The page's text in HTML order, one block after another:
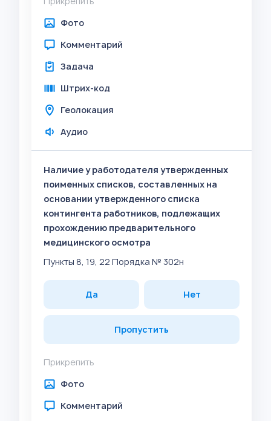
Фото
Комментарий
Задача
Штрих-код
Геолокация
Аудио
Наличие у работодателя утвержденных
поименных списков, составленных на
основании утвержденного списка
контингента работников, подлежащих
прохождению предварительного
медицинского осмотра
Пункты 8, 19, 22 Порядка № 302н
Да Нет
Пропустить
Прикрепить
Фото
Комментарий